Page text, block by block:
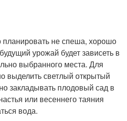
не спеша, хорошо
урожай будет зависеть в
выбранного места. Для
выделить светлый открытый
закладывать плодовый сад в
или весеннего таяния
вода.